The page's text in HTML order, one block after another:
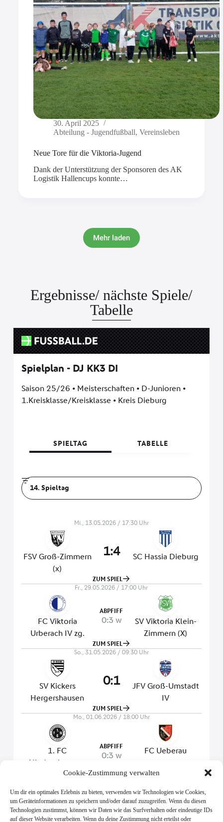
Cookie-Zustimmung verwalten
Um dir ein optimales Erlebnis zu bieten, verwenden wir Technologien wie Cookies,
um Geräteinformationen zu speichern und/oder darauf zuzugreifen. Wenn du diesen
Technologien zustimmst, können wir Daten wie das Surfverhalten oder eindeutige IDs
auf dieser Website verarbeiten. Wenn du deine Zustimmung nicht erteilst oder
30. April 2025
Abteilung - Jugendfußball, Vereinsleben
Neue Tore für die Viktoria-Jugend
Dank der Unterstützung der Sponsoren des AK
Logistik Hallencups konnte…
Mehr laden
Ergebnisse/ nächste Spiele/
Tabelle